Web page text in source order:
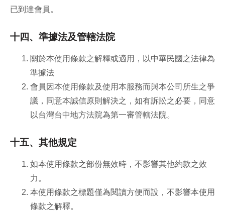
已到達會員。
十四、準據法及管轄法院
關於本使用條款之解釋或適用，以中華民國之法律為
準據法
會員因本使用條款及使用本服務而與本公司所生之爭
議，同意本誠信原則解決之，如有訴訟之必要，同意
以台灣台中地方法院為第一審管轄法院。
十五、其他規定
如本使用條款之部份無效時，不影響其他約款之效
力。
本使用條款之標題僅為閱讀方便而設，不影響本使用
條款之解釋。